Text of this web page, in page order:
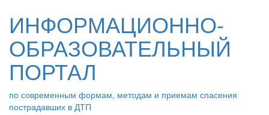
ИНФОРМАЦИОННО-
ОБРАЗОВАТЕЛЬНЫЙ
ПОРТАЛ
по современным формам, методам и приемам спасения
пострадавших в ДТП